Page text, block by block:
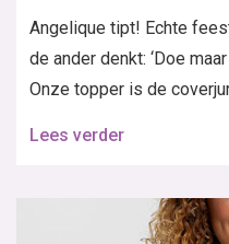
Angelique tipt! Echte
de ander denkt: ‘Doe
Onze topper is de
Lees verder